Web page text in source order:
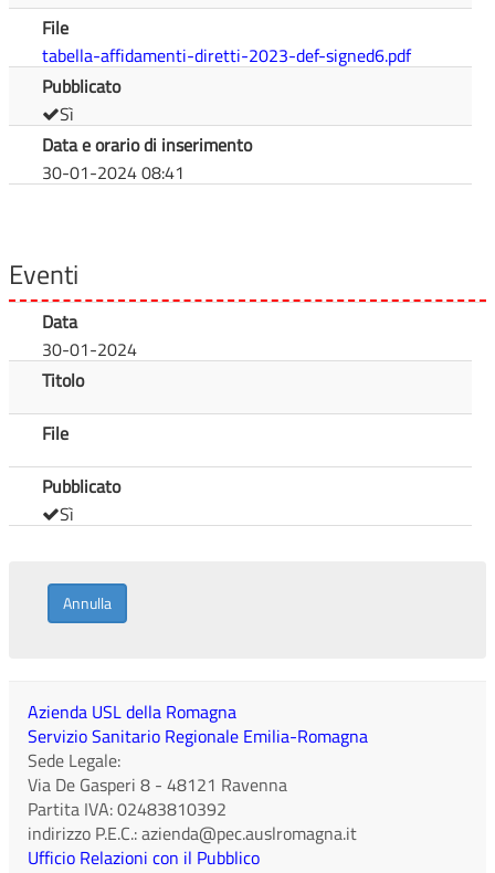
File
tabella-affidamenti-diretti-2023-def-signed6.pdf
Pubblicato
Sì
Data e orario di inserimento
30-01-2024 08:41
Eventi
Data
30-01-2024
Titolo
File
Pubblicato
Sì
Annulla
Azienda USL della Romagna
Servizio Sanitario Regionale Emilia-Romagna
Sede Legale:
Via De Gasperi 8 - 48121 Ravenna
Partita IVA:02483810392
indirizzo P.E.C.:azienda@pec.auslromagna.it
Ufficio Relazioni con il Pubblico